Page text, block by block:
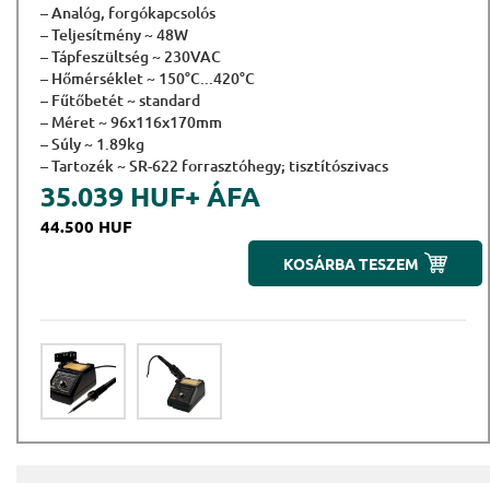
– Analóg, forgókapcsolós
– Teljesítmény ~ 48W
– Tápfeszültség ~ 230VAC
– Hőmérséklet ~ 150°C...420°C
– Fűtőbetét ~ standard
– Méret ~ 96x116x170mm
– Súly ~ 1.89kg
– Tartozék ~ SR-622 forrasztóhegy; tisztítószivacs
35.039 HUF+ ÁFA
44.500 HUF
KOSÁRBA TESZEM